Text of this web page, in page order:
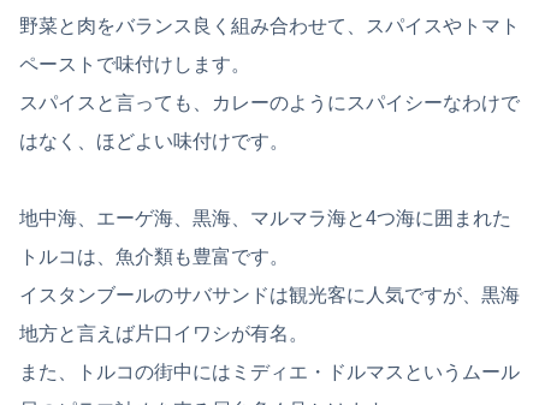
野菜と肉をバランス良く組み合わせて、スパイスやトマト
ペーストで味付けします。
スパイスと言っても、カレーのようにスパイシーなわけで
はなく、ほどよい味付けです。
地中海、エーゲ海、黒海、マルマラ海と4つ海に囲まれた
トルコは、魚介類も豊富です。
イスタンブールのサバサンドは観光客に人気ですが、黒海
地方と言えば片口イワシが有名。
また、トルコの街中にはミディエ・ドルマスというムール